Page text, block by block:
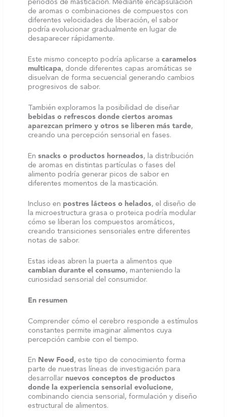
periodos de masticación. Mediante encapsulación
de aromas o combinaciones de compuestos con
diferentes velocidades de liberación, el sabor
podría evolucionar gradualmente en lugar de
desaparecer rápidamente.
Este mismo concepto podría aplicarse acaramelos
multicapa, donde diferentes capas aromáticas se
disuelvan de forma secuencial generando cambios
progresivos de sabor.
También exploramos la posibilidad de diseñar
bebidas o refrescos donde ciertos aromas
aparezcan primero y otros se liberen más tarde,
creando una percepción sensorial en fases.
Ensnacks o productos horneados, la distribución
de aromas en distintas partículas o fases del
alimento podría generar picos de sabor en
diferentes momentos de la masticación.
Incluso en postres lácteos o helados, el diseño de
la microestructura grasa o proteica podría modular
cómo se liberan los compuestos aromáticos,
creando transiciones sensoriales entre diferentes
notas de sabor.
Estas ideas abren la puerta a alimentos que
cambian durante el consumo, manteniendo la
curiosidad sensorial del consumidor.
En resumen
Comprender cómo el cerebro responde a estímulos
constantes permite imaginar alimentos cuya
percepción cambie con el tiempo.
En New Food , este tipo de conocimiento forma
parte de nuestras líneas de investigación para
desarrollarnuevos conceptos de productos
donde la experiencia sensorial evolucione,
combinando ciencia sensorial, formulación y diseño
estructural de alimentos.